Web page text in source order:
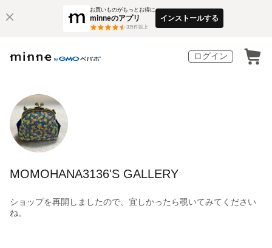
お買いものがもっとお得に
minneのアプリ
3万件以上
インストールする
ログイン
MOMOHANA3136'S GALLERY
ショップを再開しましたので、宜しかったら覗いてみてください
ね。